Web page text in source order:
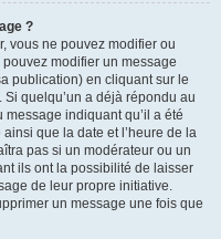
?
vous ne pouvez modifier ou
modifier un message
publication) en cliquant sur le
quelqu’un a déjà répondu au
message indiquant qu’il a été
que la date et l’heure de la
pas si un modérateur ou un
ils ont la possibilité de laisser
de leur propre initiative.
un message une fois que